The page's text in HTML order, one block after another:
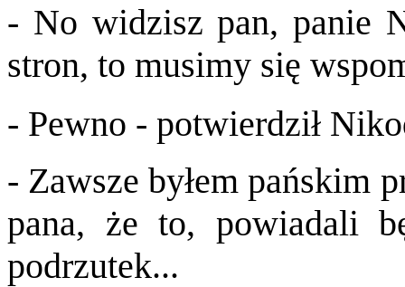
- No widzisz pan, panie
stron, to musimy się
- Pewno - potwierdził
- Zawsze byłem pańskim
pana, że to, powiadali
podrzutek...